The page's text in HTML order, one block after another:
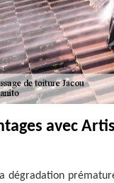
avec
dégradation